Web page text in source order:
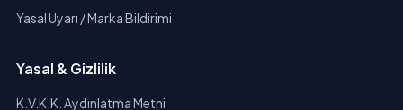
Yasal Uyarı / Marka Bildirimi
Yasal & Gizlilik
K.V.K.K. Aydınlatma Metni